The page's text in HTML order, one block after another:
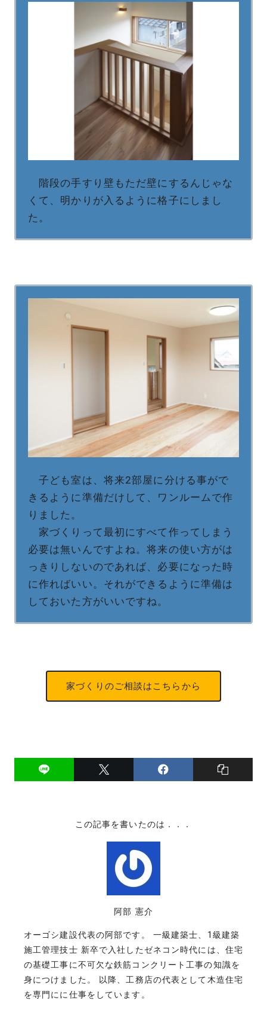
階段の手すり壁もただ壁にするんじゃな
くて、明かりが入るように格子にしまし
た。
子ども室は、将来2部屋に分ける事がで
きるように準備だけして、ワンルームで作
りました。
家づくりって最初にすべて作ってしまう
必要は無いんですよね。将来の使い方がは
っきりしないのであれば、必要になった時
に作ればいい。それができるように準備は
しておいた方がいいですね。
家づくりのご相談はこちらから
この記事を書いたのは．．．
阿部 憲介
オーゴシ建設代表の阿部です。 一級建築士、1級建築
施工管理技士 新卒で入社したゼネコン時代には、住宅
の基礎工事に不可欠な鉄筋コンクリート工事の知識を
身につけました。 以降、工務店の代表として木造住宅
を専門にに仕事をしています。